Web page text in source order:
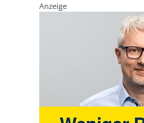
Anzeige